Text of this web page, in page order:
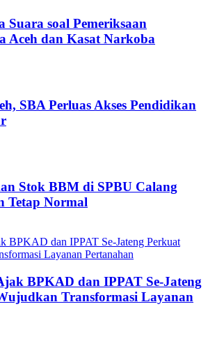
Suara soal Pemeriksaan
Aceh dan Kasat Narkoba
SBA Perluas Akses Pendidikan
Stok BBM di SPBU Calang
Tetap Normal
BPKAD dan IPPAT Se-Jateng
Transformasi Layanan